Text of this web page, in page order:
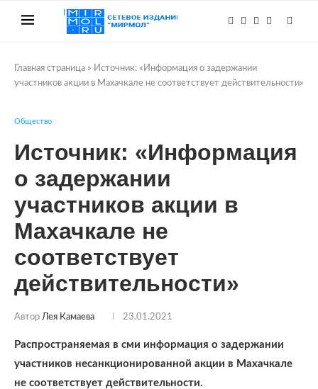
Главная страница » Источник: «Информация о задержании
участников акции в Махачкале не соответствует действительности»
Общество
Источник: «Информация
о задержании
участников акции в
Махачкале не
соответствует
действительности»
Автор Лея Камаева 23.01.2021
Распространяемая в сми информация о задержании
участников несанкционированной акции в Махачкале
не соответствует действительности.